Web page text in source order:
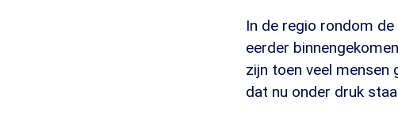
In de regio rondom
eerder
zijn toen veel mensen
dat nu onder druk